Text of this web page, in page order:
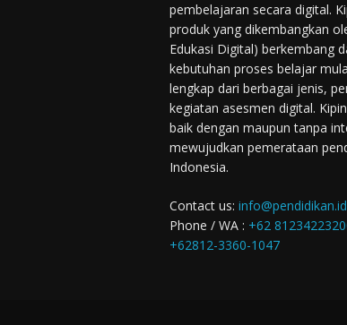
pembelajaran secara digital.
produk yang dikembangkan
Edukasi Digital) berkembang
kebutuhan proses belajar
lengkap dari berbagai jenis,
kegiatan asesmen digital.
baik dengan maupun tanpa
mewujudkan pemerataan
Indonesia.
Contact us: info@pendidikan.id
Phone / WA : +62
+62812-3360-1047